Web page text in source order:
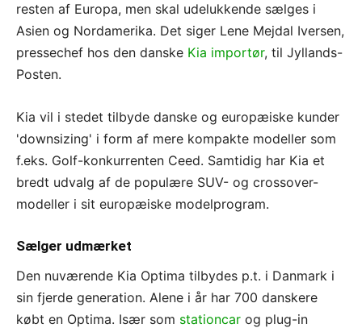
resten af Europa, men skal udelukkende sælges i
Asien og Nordamerika. Det siger Lene Mejdal Iversen,
pressechef hos den danske Kia importør, til Jyllands-
Posten.
Kia vil i stedet tilbyde danske og europæiske kunder
'downsizing' i form af mere kompakte modeller som
f.eks. Golf-konkurrenten Ceed. Samtidig har Kia et
bredt udvalg af de populære SUV- og crossover-
modeller i sit europæiske modelprogram.
Sælger udmærket
Den nuværende Kia Optima tilbydes p.t. i Danmark i
sin fjerde generation. Alene i år har 700 danskere
købt en Optima. Især som stationcar og plug-in